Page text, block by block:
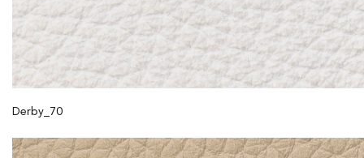
Derby_70